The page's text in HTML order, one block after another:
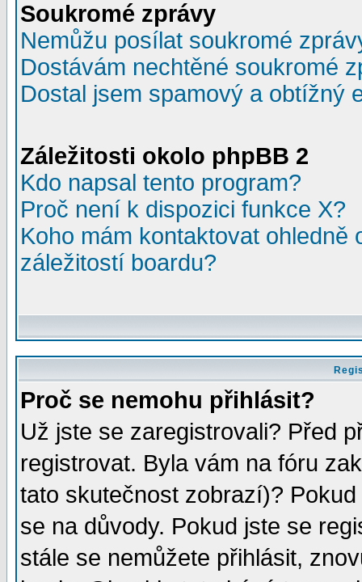
Soukromé zprávy
Nemůžu posílat soukromé
Dostávám nechtěné soukromé
Dostal jsem spamový a obtížný
Záležitosti okolo phpBB 2
Kdo napsal tento program?
Proč není k dispozici funkce X?
Koho mám kontaktovat
záležitostí boardu?
Proč se nemohu přihlásit?
Už jste se zaregistrovali? Před
registrovat. Byla vám na fóru
tato skutečnost zobrazí)?
se na důvody. Pokud jste se
stále se nemůžete přihlásit,